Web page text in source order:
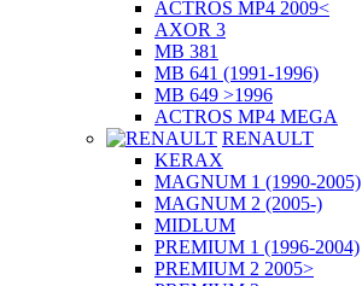
ACTROS MP4 2009<
AXOR 3
MB 381
MB 641 (1991-1996)
MB 649 >1996
ACTROS MP4 MEGA
RENAULT
KERAX
MAGNUM 1 (1990-2005)
MAGNUM 2 (2005-)
MIDLUM
PREMIUM 1 (1996-2004)
PREMIUM 2 2005>